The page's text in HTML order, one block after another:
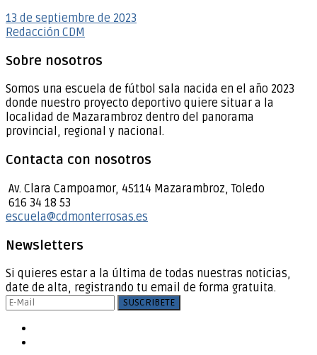
13 de septiembre de 2023
Redacción CDM
Sobre nosotros
Somos una escuela de fútbol sala nacida en el año 2023
donde nuestro proyecto deportivo quiere situar a la
localidad de Mazarambroz dentro del panorama
provincial, regional y nacional.
Contacta con nosotros
Av. Clara Campoamor, 45114 Mazarambroz, Toledo
616 34 18 53
escuela@cdmonterrosas.es
Newsletters
Si quieres estar a la última de todas nuestras noticias,
date de alta, registrando tu email de forma gratuita.